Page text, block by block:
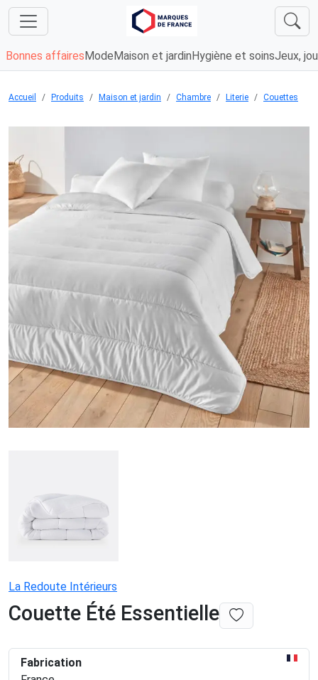
Bonnes affaires Mode Maison et jardin Hygiène et soinsJeux,
Accueil Produits Maison et jardin Chambre Literie Couettes
La Redoute Intérieurs
Couette Été Essentielle
Fabrication